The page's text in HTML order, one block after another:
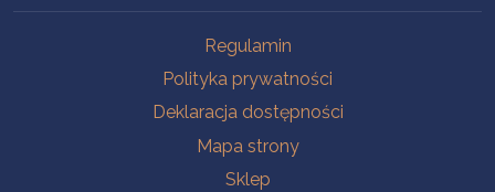
Regulamin
Polityka prywatności
Deklaracja dostępności
Mapa strony
Sklep